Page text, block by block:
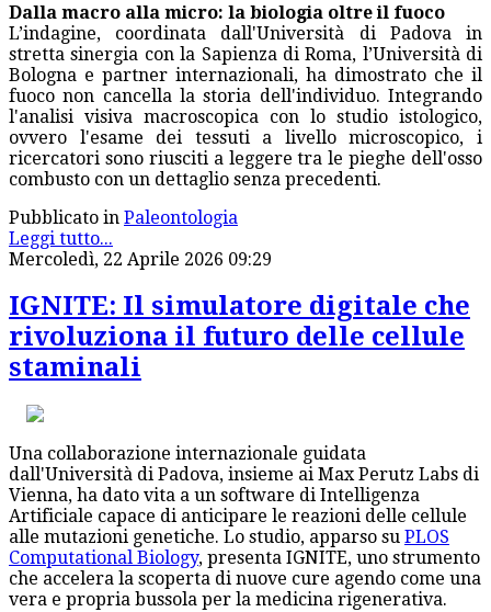
Dalla macro alla micro: la biologia oltre il fuoco
L’indagine, coordinata dall'Università di Padova in
stretta sinergia con la Sapienza di Roma, l’Università di
Bologna e partner internazionali, ha dimostrato che il
fuoco non cancella la storia dell'individuo. Integrando
l'analisi visiva macroscopica con lo studio istologico,
ovvero l'esame dei tessuti a livello microscopico, i
ricercatori sono riusciti a leggere tra le pieghe dell'osso
combusto con un dettaglio senza precedenti.
Pubblicato in Paleontologia
Leggi tutto...
Mercoledì, 22 Aprile 2026 09:29
IGNITE: Il simulatore digitale che
rivoluziona il futuro delle cellule
staminali
Una collaborazione internazionale guidata
dall'Università di Padova, insieme ai Max Perutz Labs di
Vienna, ha dato vita a un software di Intelligenza
Artificiale capace di anticipare le reazioni delle cellule
alle mutazioni genetiche. Lo studio, apparso su PLOS
Computational Biology, presenta IGNITE, uno strumento
che accelera la scoperta di nuove cure agendo come una
vera e propria bussola per la medicina rigenerativa.